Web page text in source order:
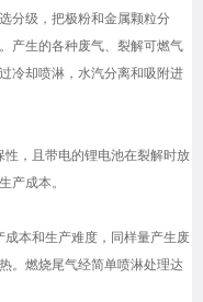
分级，把极粉和金属颗粒分
产生的各种废气、裂解可燃气
冷却喷淋，水汽分离和吸附进
，且带电的锂电池在裂解时放
产成本。
本和生产难度，同样量产生废
。燃烧尾气经简单喷淋处理达